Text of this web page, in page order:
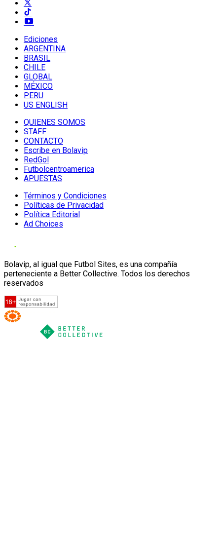
Ediciones
ARGENTINA
BRASIL
CHILE
GLOBAL
MÉXICO
PERU
US ENGLISH
QUIENES SOMOS
STAFF
CONTACTO
Escribe en Bolavip
RedGol
Futbolcentroamerica
APUESTAS
Términos y Condiciones
Políticas de Privacidad
Política Editorial
Ad Choices
Bolavip, al igual que Futbol Sites, es una compañía
perteneciente a Better Collective. Todos los derechos
reservados